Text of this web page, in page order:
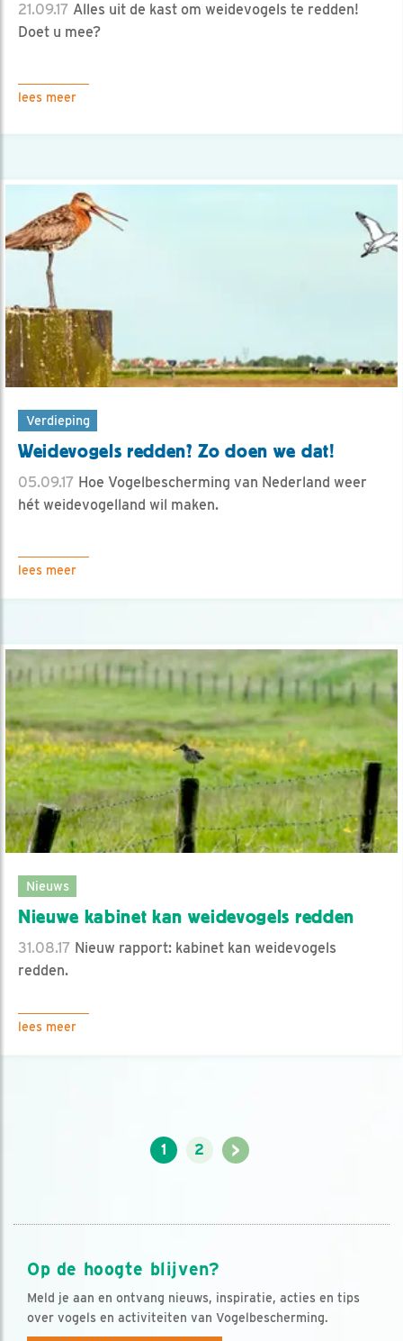
21.09.17 Alles uit de kast om weidevogels te redden!
Doet u mee?
lees meer
Verdieping
Weidevogels redden? Zo doen we dat!
05.09.17 Hoe Vogelbescherming van Nederland weer
hét weidevogelland wil maken.
lees meer
Nieuws
Nieuwe kabinet kan weidevogels redden
31.08.17 Nieuw rapport: kabinet kan weidevogels
redden.
lees meer
1 2 >
Op de hoogte blijven?
Meld je aan en ontvang nieuws, inspiratie, acties en tips
over vogels en activiteiten van Vogelbescherming.